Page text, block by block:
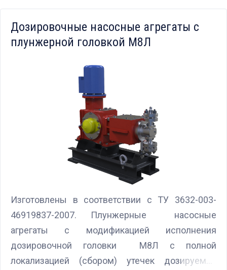
Дозировочные насосные агрегаты с
плунжерной головкой М8Л
Изготовлены в соответствии с ТУ 3632-003-
46919837-2007. Плунжерные насосные
агрегаты с модификацией исполнения
дозировочной головки М8Л с полной
локализацией (сбором) утечек дозируемой